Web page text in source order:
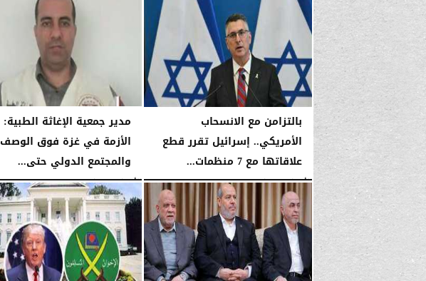
بالتزامن مع الانسحاب
الأمريكي.. إسرائيل تقرر قطع
علاقاتها مع 7 منظمات...
الأربعاء، 14 يناير 2026 03:52 صـ
مدير جمعية الإغاثة الطبية:
الأزمة في غزة فوق الوصف
والمجتمع الدولي حتى...
الأربعاء، 14 يناير 2026 03:52 صـ